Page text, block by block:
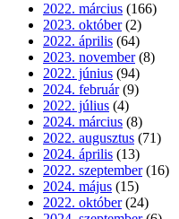
2022. március (166)
2023. október (2)
2022. április (64)
2023. november (8)
2022. június (94)
2024. február (9)
2022. július (4)
2024. március (8)
2022. augusztus (71)
2024. április (13)
2022. szeptember (16)
2024. május (15)
2022. október (24)